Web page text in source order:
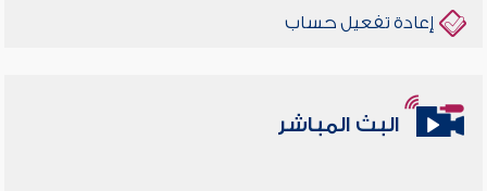
إعادة تفعيل حساب
البث المباشر